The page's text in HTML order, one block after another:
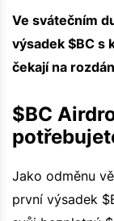
Ve svátečním
výsadek $BC s
čekají na
$BC
Jako odměnu
první výsadek